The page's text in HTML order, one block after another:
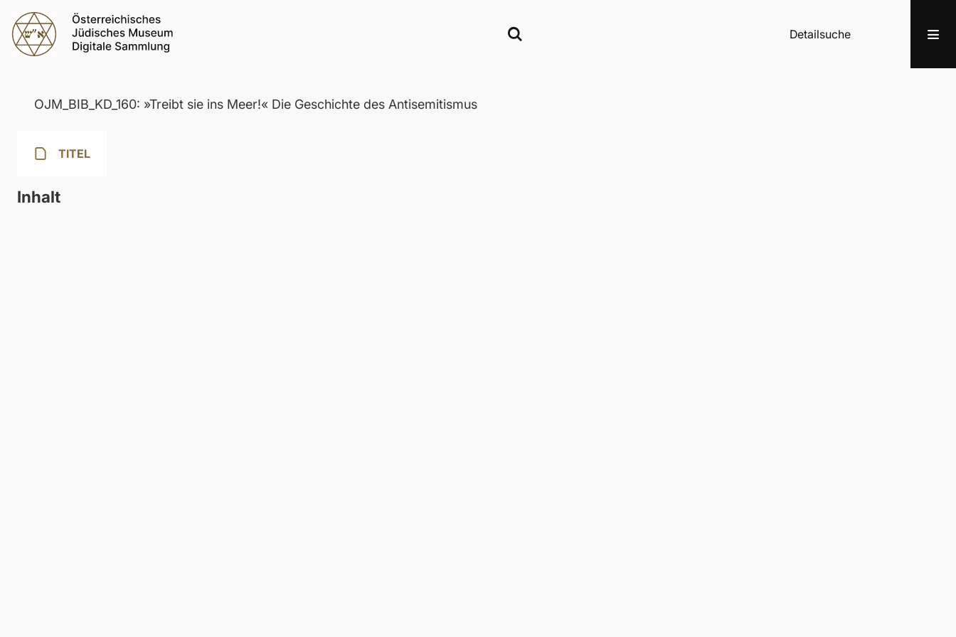
Detailsuche
OJM_BIB_KD_160: »Treibt sie ins Meer!« Die Geschichte des Antisemitismus
TITEL
Inhalt